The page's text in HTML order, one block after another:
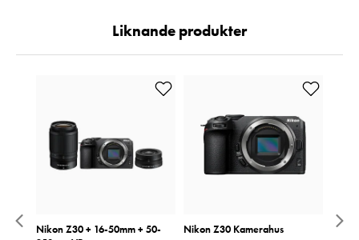
Liknande produkter
Nikon Z30 + 16-50mm + 50-
Nikon Z30 Kamerahus